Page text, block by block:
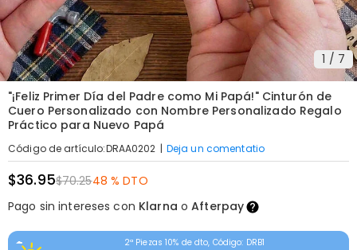
1 / 7
"¡Feliz Primer Día del Padre como Mi Papá!" Cinturón de
Cuero Personalizado con Nombre Personalizado Regalo
Práctico para Nuevo Papá
Código de artículo:DRAA0202 | Deja un comentatio
$36.95$70.2548 % DTO
Pago sin intereses con Klarna oAfterpay
2ª Piezas 10% de dto, Código: DRB1